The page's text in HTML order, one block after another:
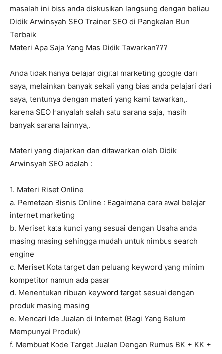
masalah ini biss anda diskusikan langsung dengan beliau
Didik Arwinsyah SEO Trainer SEO di Pangkalan Bun
Terbaik
Materi Apa Saja Yang Mas Didik Tawarkan???
Anda tidak hanya belajar digital marketing google dari
saya, melainkan banyak sekali yang bias anda pelajari dari
saya, tentunya dengan materi yang kami tawarkan,.
karena SEO hanyalah salah satu sarana saja, masih
banyak sarana lainnya,.
Materi yang diajarkan dan ditawarkan oleh Didik
Arwinsyah SEO adalah :
1. Materi Riset Online
a. Pemetaan Bisnis Online : Bagaimana cara awal belajar
internet marketing
b. Meriset kata kunci yang sesuai dengan Usaha anda
masing masing sehingga mudah untuk nimbus search
engine
c. Meriset Kota target dan peluang keyword yang minim
kompetitor namun ada pasar
d. Menentukan ribuan keyword target sesuai dengan
produk masing masing
e. Mencari Ide Jualan di Internet (Bagi Yang Belum
Mempunyai Produk)
f. Membuat Kode Target Jualan Dengan Rumus BK + KK +